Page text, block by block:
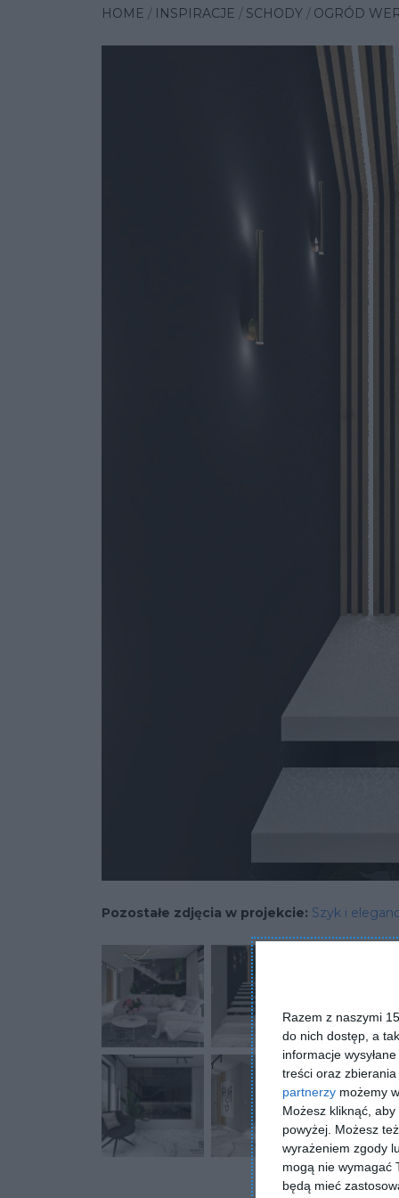
Razem z naszymi
do nich dostęp, a
informacje
treści oraz
partnerzy możemy
Możesz kliknąć,
powyżej. Możesz
wyrażeniem zgody
mogą nie wymagać
będą mieć
HOME INSPIRACJE SCHODY OGRÓD
Pozostałe zdjęcia w projekcie: Szyk i